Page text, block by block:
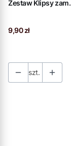
Zestaw Klipsy
Cena
9,90 zł
szt.